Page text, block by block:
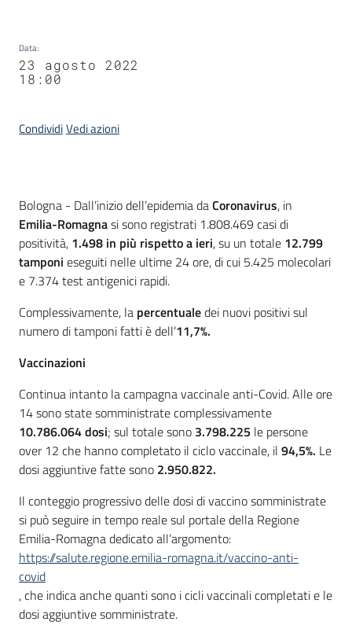
Data:
23 agosto 2022
18:00
CondividiVedi azioni
Contenuto
Bologna - Dall’inizio dell’epidemia daCoronavirus, in
Emilia-Romagnasi sono registrati 1.808.469 casi di
positività, 1.498 in più rispetto a ieri, su un totale 12.799
tamponi eseguiti nelle ultime 24 ore, di cui 5.425 molecolari
e 7.374 test antigenici rapidi.
Complessivamente, la percentualedei nuovi positivi sul
numero di tamponi fatti è dell’11,7%.
Vaccinazioni
Continua intanto la campagna vaccinale anti-Covid. Alle ore
14 sono state somministrate complessivamente
10.786.064 dosi; sul totale sono 3.798.225 le persone
over 12 che hanno completato il ciclo vaccinale, il 94,5%. Le
dosi aggiuntive fatte sono 2.950.822.
Il conteggio progressivo delle dosi di vaccino somministrate
si può seguire in tempo reale sul portale della Regione
Emilia-Romagna dedicato all’argomento:
https://salute.regione.emilia-romagna.it/vaccino-anti-
covid
, che indica anche quanti sono i cicli vaccinali completati e le
dosi aggiuntive somministrate.